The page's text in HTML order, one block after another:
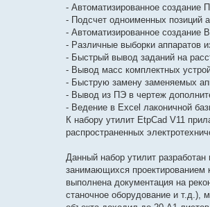
- Автоматизированное создание
- Подсчет одноименных позиций
- Автоматизированное создание
- Различные выборки аппаратов
- Быстрый вывод заданий на
- Вывод масс комплектных
- Быструю замену заменяемых
- Вывод из ПЭ в чертеж
- Ведение в Excel лаконичной
К набору утилит EtpCad V11
распространенных
Данный набор утилит разработан
занимающихся проектированием
выполнена документация на
станочное оборудование и т.д.),